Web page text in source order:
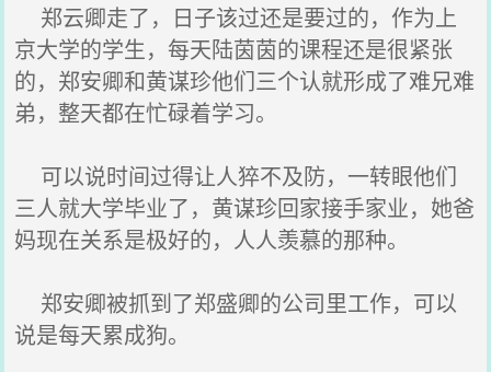
郑云卿走了，日子该过还是要过的，作为上
京大学的学生，每天陆茵茵的课程还是很紧张
的，郑安卿和黄谋珍他们三个认就形成了难兄难
弟，整天都在忙碌着学习。
可以说时间过得让人猝不及防，一转眼他们
三人就大学毕业了，黄谋珍回家接手家业，她爸
妈现在关系是极好的，人人羡慕的那种。
郑安卿被抓到了郑盛卿的公司里工作，可以
说是每天累成狗。